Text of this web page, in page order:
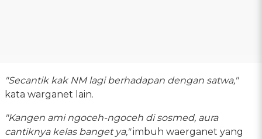
"Secantik kak NM lagi berhadapan dengan satwa,"
kata warganet lain.
"Kangen ami ngoceh-ngoceh di sosmed, aura
cantiknya kelas banget ya,"imbuh waerganet yang